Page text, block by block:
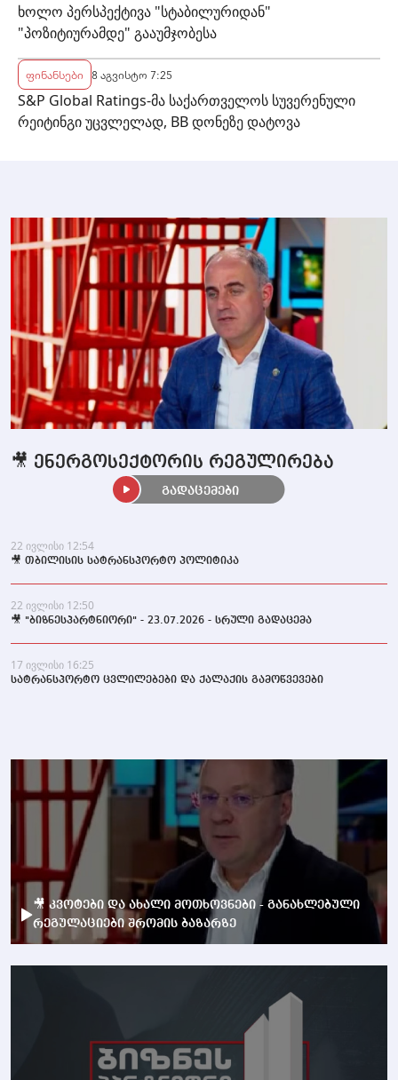
ხოლო პერსპექტივა "სტაბილურიდან"
"პოზიტიურამდე" გააუმჯობესა
ფინანსები 8 აგვისტო 7:25
S&P Global Ratings-მა საქართველოს სუვერენული
რეიტინგი უცვლელად, BB დონეზე დატოვა
22 ივლისი 12:54
🎥 თბილისის სატრანსპორტო პოლიტიკა
22 ივლისი 12:50
🎥 "ბიზნესპარტნიორი" - 23.07.2026 - სრული გადაცემა
17 ივლისი 16:25
სატრანსპორტო ცვლილებები და ქალაქის გამოწვევები
🎥 ენერგოსექტორის რეგულირება
გადაცემები
🎥 კვოტები და ახალი მოთხოვნები - განახლებული
რეგულაციები შრომის ბაზარზე